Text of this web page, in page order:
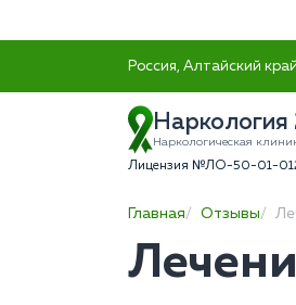
Россия, Алтайский
Наркологическая
Лицензия №ЛО-50-01-
Главная Отзывы